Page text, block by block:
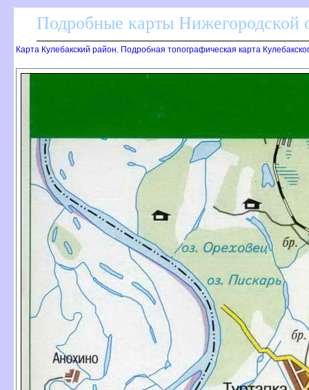
Подробные карты
Карта Кулебакский район. Подробная топографическая карта